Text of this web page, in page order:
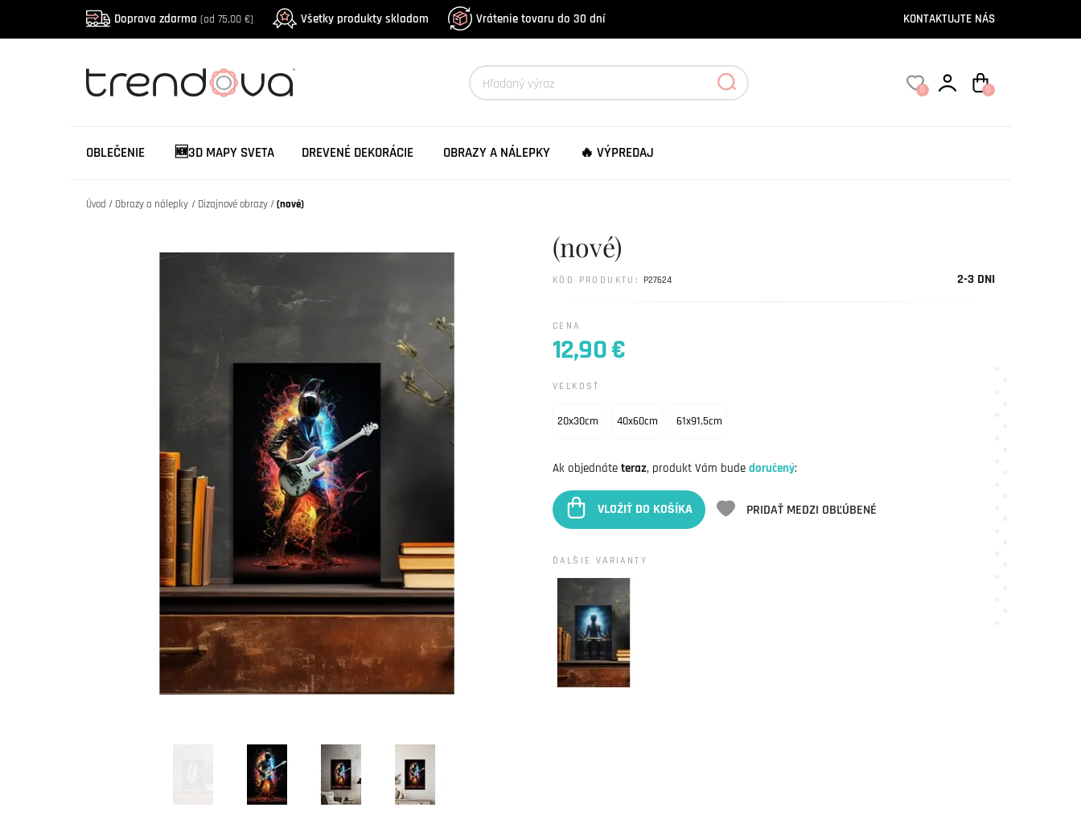
Doprava zdarma (od 75,00 €) Všetky produkty skladom Vrátenie tovaru do 30 dní KONTAKTUJTE NÁS
0 0
OBLEČENIE 🆕3D MAPY SVETA DREVENÉ DEKORÁCIE OBRAZY A NÁLEPKY 🔥 VÝPREDAJ
Úvod Obrazy a nálepky Dizajnové obrazy (nové)
(nové)
2-3 DNI
KÓD PRODUKTU: P27624
CENA
12,90 €
VEĽKOSŤ
20x30cm 40x60cm 61x91,5cm
Ak objednáte teraz, produkt Vám bude doručený:
VLOŽIŤ DO KOŠÍKA PRIDAŤ MEDZI OBĽÚBENÉ
ĎALŠIE VARIANTY